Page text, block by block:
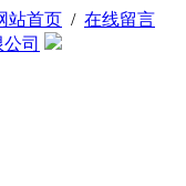
站首页 / 在线留言